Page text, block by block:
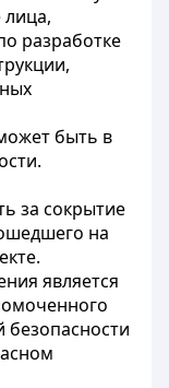
разработке
быть в
за сокрытие
на
является